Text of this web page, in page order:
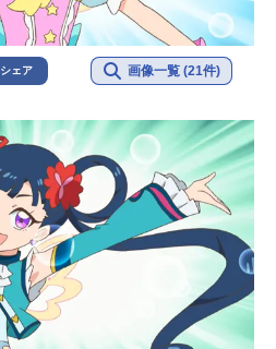
シェア 画像一覧 (21件)